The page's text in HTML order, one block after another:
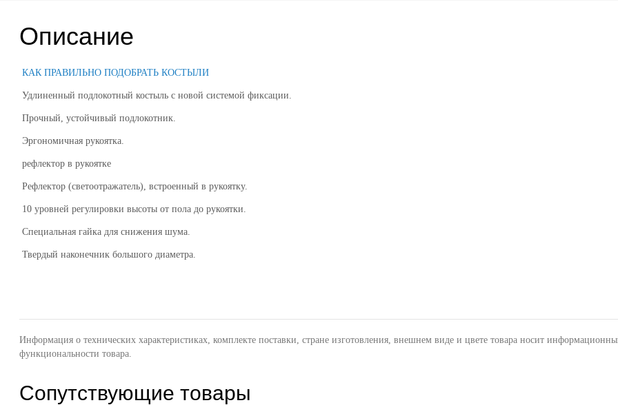
Описание
КАК ПРАВИЛЬНО ПОДОБРАТЬ КОСТЫЛИ
Удлиненный подлокотный костыль с новой системой фиксации.
Прочный, устойчивый подлокотник.
Эргономичная рукоятка.
рефлектор в рукоятке
Рефлектор (светоотражатель), встроенный в рукоятку.
10 уровней регулировки высоты от пола до рукоятки.
Специальная гайка для снижения шума.
Твердый наконечник большого диаметра.
Информация о технических характеристиках, комплекте поставки, стране изготовления, внешнем виде и цвете товара носит
функциональности товара.
Сопутствующие товары